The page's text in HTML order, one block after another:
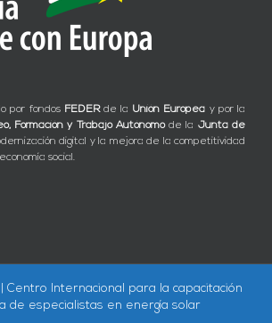
por fondos FEDERde la Unión Europea y por la
Formación y Trabajo Autónomode la Junta de
digital y la mejora de la competitividad
social.
Centro Internacional para la capacitación
de especialistas en energía solar